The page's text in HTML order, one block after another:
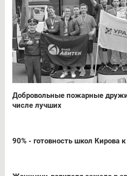
Добровольные пожарные
числе лучших
90% - готовность школ Кирова